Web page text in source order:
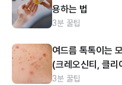
용하는 법
3분 꿀팁
여드름 톡톡이는
(크레오신티, 클리
3분 꿀팁